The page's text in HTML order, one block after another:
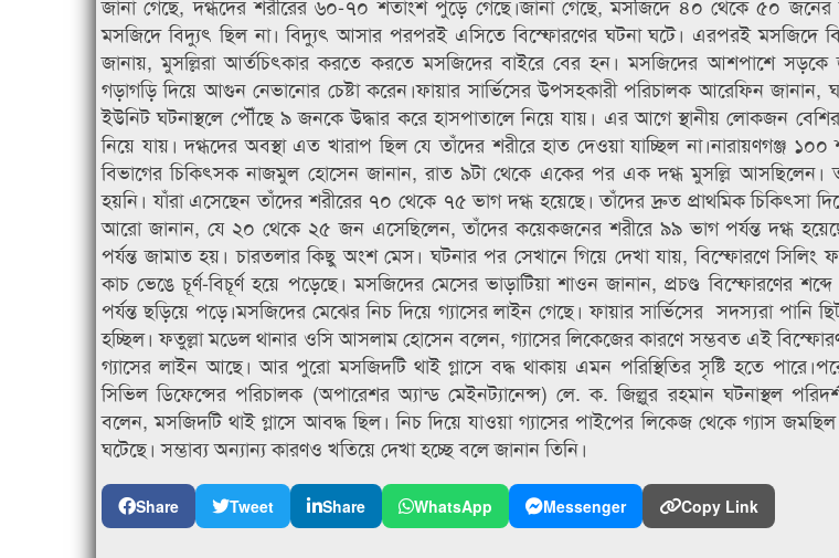
জানা গেছে, দগ্ধদের শরীরের ৬০-৭০ শতাংশ পুড়ে গেছে।জানা গেছে, মসজিদে ৪০ থেকে ৫০
মসজিদে বিদ্যুৎ ছিল না। বিদ্যুৎ আসার পরপরই এসিতে বিস্ফোরণের ঘটনা ঘটে। এরপরই মসজিদে
জানায়, মুসল্লিরা আর্তচিৎকার করতে করতে মসজিদের বাইরে বের হন। মসজিদের আশপাশে সড়কে
গড়াগড়ি দিয়ে আগুন নেভানোর চেষ্টা করেন।ফায়ার সার্ভিসের উপসহকারী পরিচালক আরেফিন জানান,
ইউনিট ঘটনাস্থলে পৌঁছে ৯ জনকে উদ্ধার করে হাসপাতালে নিয়ে যায়। এর আগে স্থানীয় লোকজন বেশির
নিয়ে যায়। দগ্ধদের অবস্থা এত খারাপ ছিল যে তাঁদের শরীরে হাত দেওয়া যাচ্ছিল না।নারায়ণগঞ্জ ১০০
বিভাগের চিকিৎসক নাজমুল হোসেন জানান, রাত ৯টা থেকে একের পর এক দগ্ধ মুসল্লি আসছিলেন।
হয়নি। যাঁরা এসেছেন তাঁদের শরীরের ৭০ থেকে ৭৫ ভাগ দগ্ধ হয়েছে। তাঁদের দ্রুত প্রাথমিক চিকিৎসা
আরো জানান, যে ২০ থেকে ২৫ জন এসেছিলেন, তাঁদের কয়েকজনের শরীরে ৯৯ ভাগ পর্যন্ত দগ্ধ
পর্যন্ত জামাত হয়। চারতলার কিছু অংশ মেস। ঘটনার পর সেখানে গিয়ে দেখা যায়, বিস্ফোরণে সিলিং
কাচ ভেঙে চূর্ণ-বিচূর্ণ হয়ে পড়েছে। মসজিদের মেসের ভাড়াটিয়া শাওন জানান, প্রচণ্ড বিস্ফোরণের
পর্যন্ত ছড়িয়ে পড়ে।মসজিদের মেঝের নিচ দিয়ে গ্যাসের লাইন গেছে। ফায়ার সার্ভিসের সদস্যরা পানি
হচ্ছিল। ফতুল্লা মডেল থানার ওসি আসলাম হোসেন বলেন, গ্যাসের লিকেজের কারণে সম্ভবত এই
গ্যাসের লাইন আছে। আর পুরো মসজিদটি থাই গ্লাসে বদ্ধ থাকায় এমন পরিস্থিতির সৃষ্টি হতে
সিভিল ডিফেন্সের পরিচালক (অপারেশর অ্যান্ড মেইনট্যানেন্স) লে. ক. জিল্লুর রহমান ঘটনাস্থল
বলেন, মসজিদটি থাই গ্লাসে আবদ্ধ ছিল। নিচ দিয়ে যাওয়া গ্যাসের পাইপের লিকেজ থেকে গ্যাস
ঘটেছে। সম্ভাব্য অন্যান্য কারণও খতিয়ে দেখা হচ্ছে বলে জানান তিনি।
Share Tweet Share WhatsApp Messenger Copy Link